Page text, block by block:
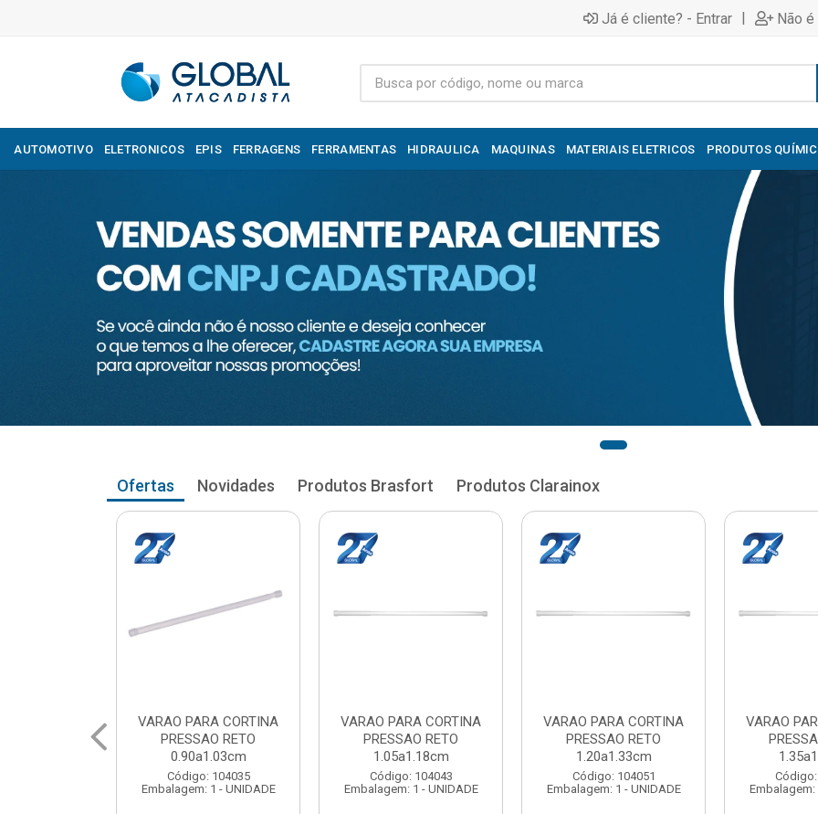
Já é cliente? - Entrar | Não
AUTOMOTIVO ELETRONICOS EPIS FERRAGENS FERRAMENTAS HIDRAULICA MAQUINAS MATERIAIS ELETRICOS PRODUTOS
Ofertas Novidades Produtos Brasfort Produtos Clarainox
VARAO PARA CORTINA
PRESSAO RETO
1.05a1.18cm
Código: 104043
Embalagem: 1 - UNIDADE
VARAO PARA CORTINA
PRESSAO RETO
1.20a1.33cm
Código: 104051
Embalagem: 1 - UNIDADE
VARAO PARA CORTINA
PRESSAO RETO
1.35a1.48cm
Código: 104060
Embalagem: 1 - UNIDADE
VARAO
Embalagem: